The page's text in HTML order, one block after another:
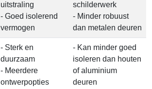
uitstraling
- Goed isolerend
vermogen
schilderwerk
- Minder robuust
dan metalen deuren
- Sterk en
duurzaam
- Meerdere
ontwerpopties
- Kan minder goed
isoleren dan houten
of aluminium
deuren